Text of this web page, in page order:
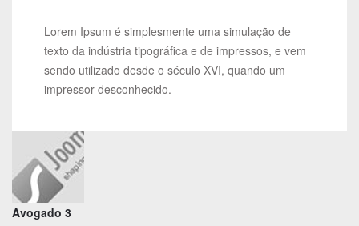
Lorem Ipsum é simplesmente uma simulação de
texto da indústria tipográfica e de impressos, e vem
sendo utilizado desde o século XVI, quando um
impressor desconhecido.
Avogado 3